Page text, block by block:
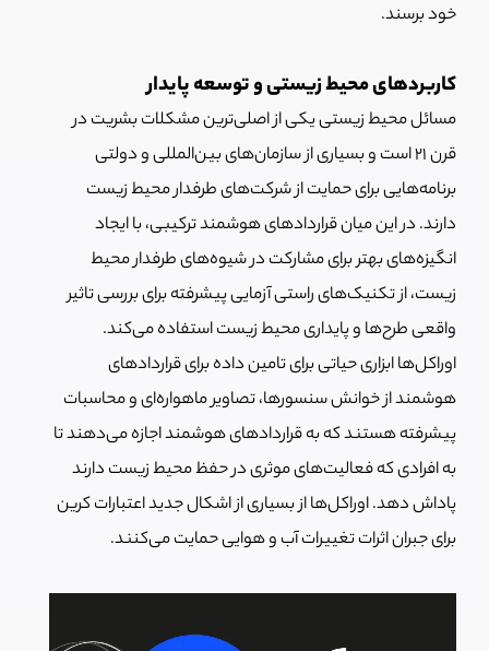
خود برسند.
کاربردهای محیط زیستی و توسعه پایدار
مسائل محیط زیستی یکی از اصلی‌ترین مشکلات بشریت در
قرن 21 است و بسیاری از سازمان‌های بین‌المللی و دولتی
برنامه‌هایی برای حمایت از شرکت‌های طرفدار محیط زیست
دارند. در این میان قراردادهای هوشمند ترکیبی، با ایجاد
انگیزه‌های بهتر برای مشارکت در شیوه‌های طرفدار محیط
زیست، از تکنیک‌های راستی آزمایی پیشرفته برای بررسی تاثیر
واقعی طرح‌ها و پایداری محیط زیست استفاده می‌کند.
اوراکل‌ها ابزاری حیاتی برای تامین داده برای قراردادهای
هوشمند از خوانش سنسورها، تصاویر ماهواره‌ای و محاسبات
پیشرفته هستند که به قراردادهای هوشمند اجازه می‌دهند تا
به افرادی که فعالیت‌های موثری در حفظ محیط زیست دارند
پاداش دهد. اوراکل‌ها از بسیاری از اشکال جدید اعتبارات کرین
برای جبران اثرات تغییرات آب و هوایی حمایت می‌کنند.